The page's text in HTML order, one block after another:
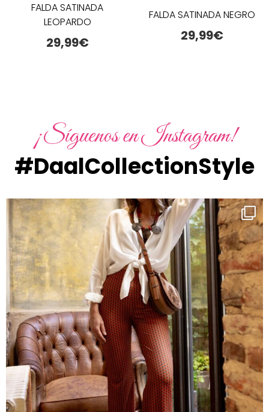
FALDA SATINADA
LEOPARDO
29,99€
FALDA SATINADA NEGRO
29,99€
¡Síguenos en Instagram!
#DaalCollectionStyle